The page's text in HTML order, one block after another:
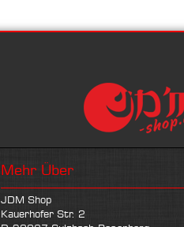
Mehr Über
JDM Shop
Kauerhofer Str. 2